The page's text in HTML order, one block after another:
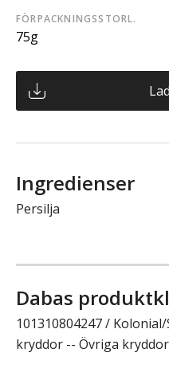
FÖRPACKNINGSSTORL.
75g
Ingredienser
Persilja
Dabas
101310804247 /
kryddor -- Övriga kryddor